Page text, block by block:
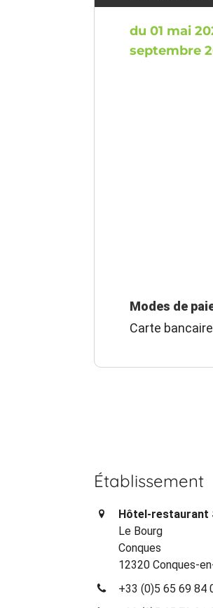
du 01 mai
septembre
Modes de
Carte
Établissement
Hôtel-restaurant
Le Bourg
Conques
12320 Conques-
+33 (0)5 65 69 84